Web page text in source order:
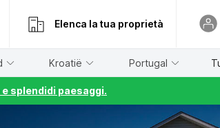
Elenca la tua proprietà
Kroatië Portugal
splendidi paesaggi.